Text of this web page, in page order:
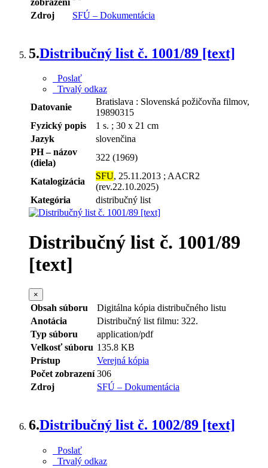
Zdroj
SFÚ – Dokumentácia
5.Distribučný list č. 1001/89 [text]
Poslať
Trvalý odkaz
Datovanie
Bratislava : Slovenská požičovňa filmov,
19890315
Fyzický popis
1 s. ; 30 x 21 cm
Jazyk
slovenčina
PH – názov
(diela)
322 (1969)
Katalogizácia
SFU, 25.11.2013 ; AACR2
(rev.22.10.2025)
Kategória
distribučný list
Distribučný list č. 1001/89
[text]
×
Obsah súboru
Digitálna kópia distribučného listu
Anotácia
Distribučný list filmu: 322.
Typ súboru
application/pdf
Velkosť súboru 135.8 KB
Prístup
Verejná kópia
Počet zobrazení 306
Zdroj
SFÚ – Dokumentácia
6.Distribučný list č. 1002/89 [text]
Poslať
Trvalý odkaz